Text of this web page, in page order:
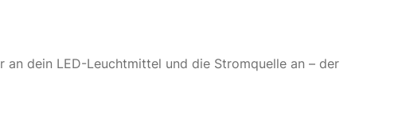
dein LED-Leuchtmittel und die Stromquelle an – der